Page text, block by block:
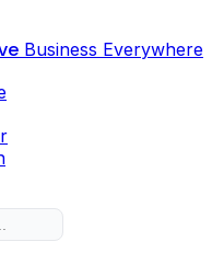
Business Everywhere